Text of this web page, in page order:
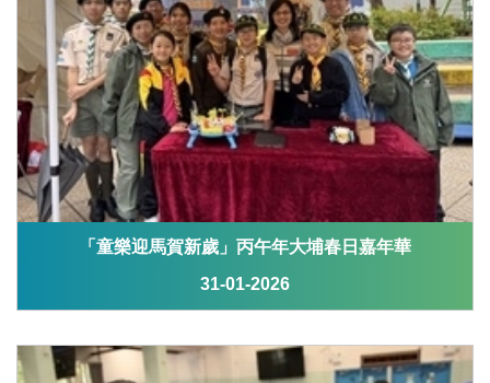
「童樂迎馬賀新歲」丙午年大埔春日嘉年華
31-01-2026